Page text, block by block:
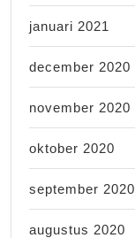
januari 2021
december 2020
november 2020
oktober 2020
september 2020
augustus 2020